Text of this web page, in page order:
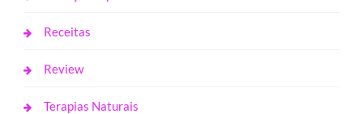
Receitas
Review
Terapias Naturais